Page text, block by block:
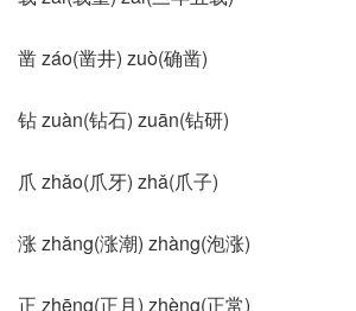
凿 záo(凿井) zuò(确凿)
钻 zuàn(钻石) zuān(钻研)
爪 zhǎo(爪牙) zhǎ(爪子)
涨 zhǎng(涨潮) zhàng(泡涨)
正 zhēng(正月) zhèng(正常)